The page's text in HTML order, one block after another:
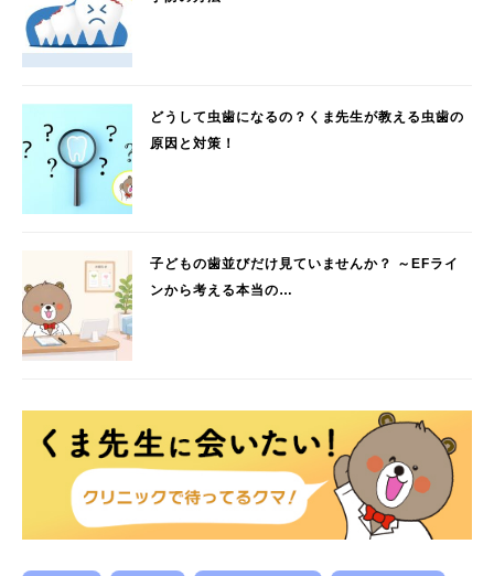
どうして虫歯になるの？くま先生が教える虫歯の
原因と対策！
子どもの歯並びだけ見ていませんか？ ～EFライ
ンから考える本当の…